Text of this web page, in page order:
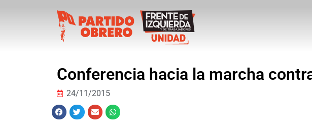
Conferencia hacia la marcha
24/11/2015